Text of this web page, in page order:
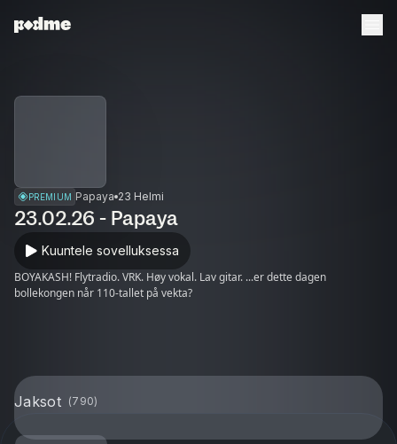
PREMIUM Papaya 23 Helmi
23.02.26 - Papaya
Kuuntele sovelluksessa
BOYAKASH! Flytradio. VRK. Høy vokal. Lav gitar. ...er dette dagen
bollekongen når 110-tallet på vekta?
Jaksot (790)